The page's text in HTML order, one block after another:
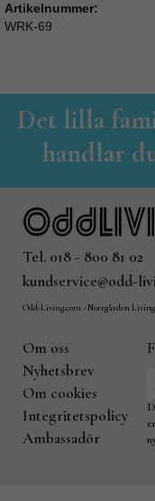
Artikelnummer:
WRK-69
Det lilla
handlar
Tel. 018 - 800 81 02
kundservice@odd-
Odd-Living.com - Norrgården
Om oss
Nyhetsbrev
Om cookies
Integritetspolicy
Ambassadör